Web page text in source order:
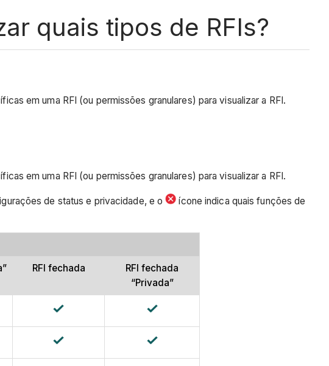
quais tipos de RFIs?
em uma RFI (ou permissões granulares) para visualizar a RFI.
em uma RFI (ou permissões granulares) para visualizar a RFI.
de status e privacidade, e o
ícone indica quais funções de
RFI fechada
RFI fechada
“Privada”